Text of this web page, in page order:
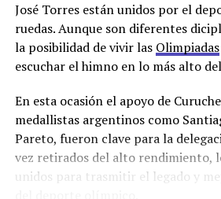
José Torres están unidos por el
ruedas. Aunque son diferentes
la posibilidad de vivir las Olimpiadas
escuchar el himno en lo más alto
En esta ocasión el apoyo de
medallistas argentinos como
Pareto, fueron clave para la
vez retirados del alto rendimiento,
unidos para trasmitir el legado y